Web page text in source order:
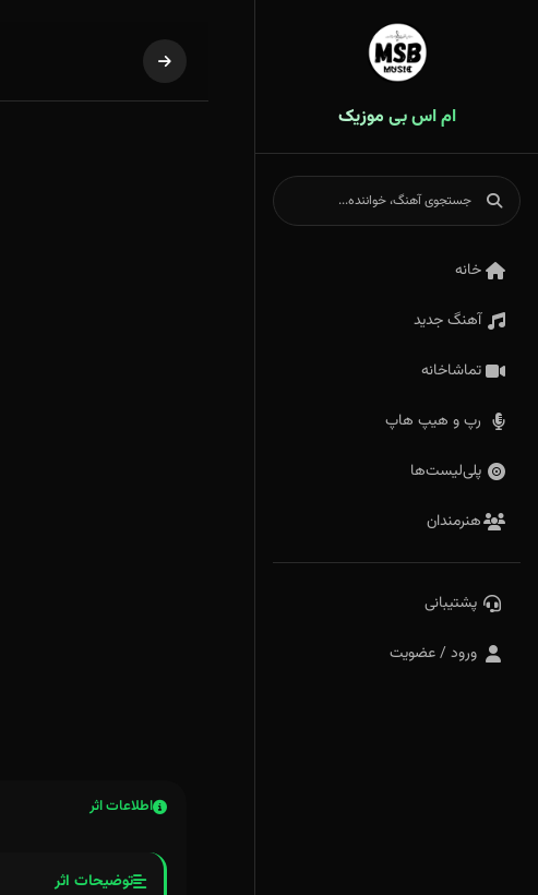
ام اس بی موزیک
خانه
آهنگ جدید
تماشاخانه
رپ و هیپ هاپ
پلی‌لیست‌ها
هنرمندان
پشتیبانی
ورود / عضویت
اطلاعات اثر
توضیحات اثر